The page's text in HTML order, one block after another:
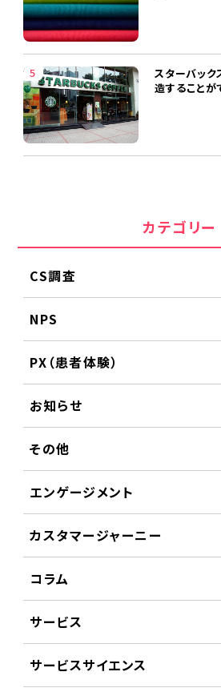
スターバッ
造することが
カテゴリー
CS調査
NPS
PX（患者体験）
お知らせ
その他
エンゲージメント
カスタマージャーニー
コラム
サービス
サービスサイエンス